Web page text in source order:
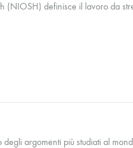
(NIOSH) definisce il lavoro da
degli argomenti più studiati al